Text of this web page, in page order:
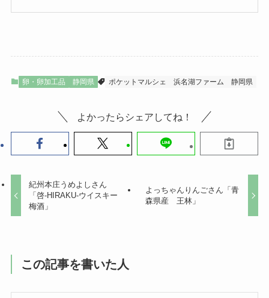
卵・卵加工品 静岡県 ポケットマルシェ 浜名湖ファーム 静岡県
よかったらシェアしてね！
紀州本庄うめよしさん
「啓-HIRAKU-ウイスキー
梅酒」
よっちゃんりんごさん「青
森県産 王林」
この記事を書いた人